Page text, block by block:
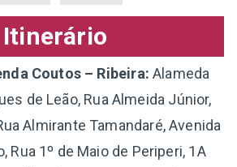
Itinerário
Coutos – Ribeira:Alameda
de Leão, Rua Almeida Júnior,
Almirante Tamandaré, Avenida
Rua 1º de Maio de Periperi, 1A